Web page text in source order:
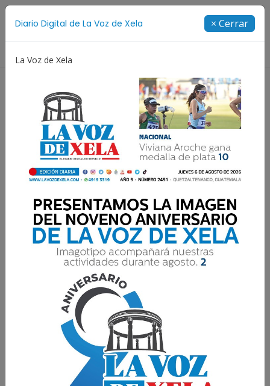
Diario Digital de La Voz de Xela × Cerrar
La Voz de Xela
Última hora: Xelajú MC
confirma horarios para
Copa Centroamericana
Xelajú MC se encuentra en el Grupo A e iniciará
esta nueva aventura en Costa Rica.
La Voz de Xela 2 Junio 2026 11:03